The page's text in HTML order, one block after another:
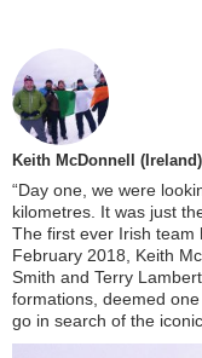
Keith McDonnell (Ireland)
“Day one, we were
kilometres. It was just
The first ever Irish team
February 2018, Keith
Smith and Terry
formations, deemed
go in search of the